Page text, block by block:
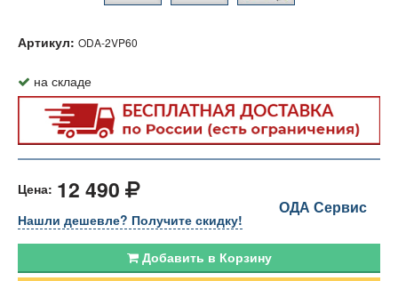
Артикул: ODA-2VP60
на складе
Цена: 12 490
ОДА Сервис
Нашли дешевле? Получите скидку!
Добавить в Корзину